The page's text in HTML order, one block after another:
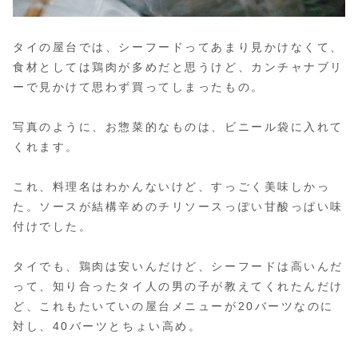
タイの屋台では、シーフードってあまり見かけなくて、
食材としては鶏肉が多めだと思うけど、カンチャナブリ
ーで見かけて思わず買ってしまったもの。
写真のように、お惣菜的なものは、ビニール袋に入れて
くれます。
これ、料理名はわかんないけど、すっごく美味しかっ
た。ソースが結構辛めのチリソースっぽい甘酸っぱい味
付けでした。
タイでも、鶏肉は安いんだけど、シーフードは高いんだ
って、知り合ったタイ人の男の子が教えてくれたんだけ
ど、これもたいていの屋台メニューが20バーツなのに
対し、40バーツとちょい高め。